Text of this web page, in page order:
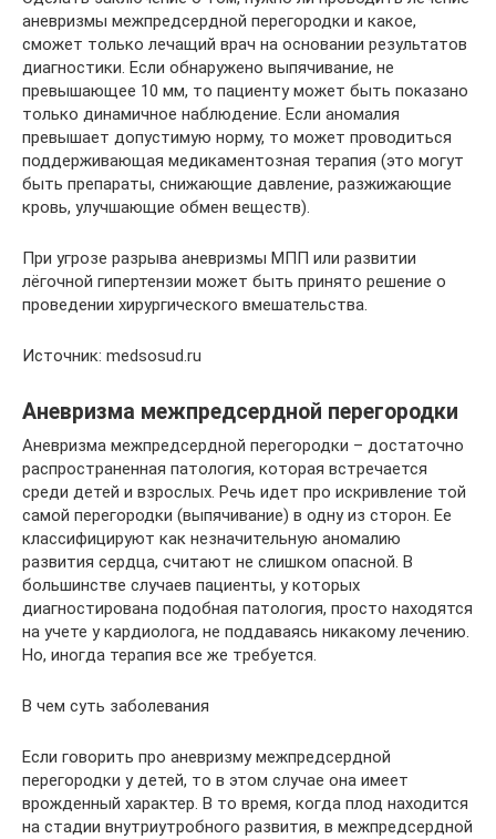
аневризмы межпредсердной перегородки и какое,
сможет только лечащий врач на основании результатов
диагностики. Если обнаружено выпячивание, не
превышающее 10 мм, то пациенту может быть показано
только динамичное наблюдение. Если аномалия
превышает допустимую норму, то может проводиться
поддерживающая медикаментозная терапия (это могут
быть препараты, снижающие давление, разжижающие
кровь, улучшающие обмен веществ).
При угрозе разрыва аневризмы МПП или развитии
лёгочной гипертензии может быть принято решение о
проведении хирургического вмешательства.
Источник: medsosud.ru
Аневризма межпредсердной перегородки
Аневризма межпредсердной перегородки – достаточно
распространенная патология, которая встречается
среди детей и взрослых. Речь идет про искривление той
самой перегородки (выпячивание) в одну из сторон. Ее
классифицируют как незначительную аномалию
развития сердца, считают не слишком опасной. В
большинстве случаев пациенты, у которых
диагностирована подобная патология, просто находятся
на учете у кардиолога, не поддаваясь никакому лечению.
Но, иногда терапия все же требуется.
В чем суть заболевания
Если говорить про аневризму межпредсердной
перегородки у детей, то в этом случае она имеет
врожденный характер. В то время, когда плод находится
на стадии внутриутробного развития, в межпредсердной